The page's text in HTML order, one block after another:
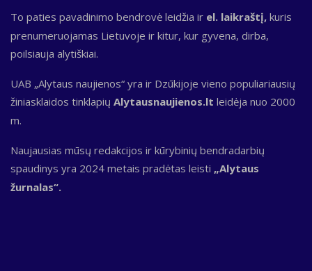
To paties pavadinimo bendrovė leidžia ir el. laikraštį, kuris
prenumeruojamas Lietuvoje ir kitur, kur gyvena, dirba,
poilsiauja alytiškiai.
UAB „Alytaus naujienos“ yra ir Dzūkijoje vieno populiariausių
žiniasklaidos tinklapių Alytausnaujienos.lt leidėja nuo 2000
m.
Naujausias mūsų redakcijos ir kūrybinių bendradarbių
spaudinys yra 2024 metais pradėtas leisti „Alytaus
žurnalas“.